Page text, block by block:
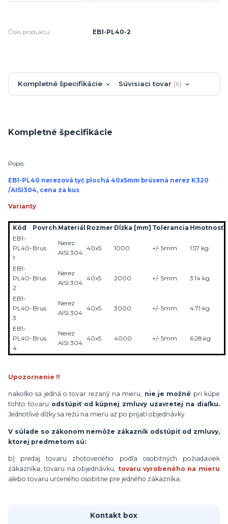
Číslo produktu: EB1-PL40-2
Kompletné špecifikácie Súvisiaci tovar 6
Kompletné špecifikácie
Popis:
EB1-PL40 nerezová tyč plochá 40x5mm brúsená nerez K320
/AISI304, cena za kus
Varianty
Kód Povrch Materiál Rozmer Dĺžka [mm] Tolerancia Hmotnosť
EB1-
PL40-
1
Brus
Nerez
AISI 304
40x5 1000 +/- 5mm 1.57 kg
EB1-
PL40-
2
Brus
Nerez
AISI 304
40x5 2000 +/- 5mm 3.14 kg
EB1-
PL40-
3
Brus
Nerez
AISI 304
40x5 3000 +/- 5mm 4.71 kg
EB1-
PL40-
4
Brus
Nerez
AISI 304
40x5 4000 +/- 5mm 6.28 kg
Upozornenie !!
nakoľko sa jedná o tovar rezaný na mieru, nie je možné pri kúpe
tohto tovaru odstúpiť od kúpnej zmluvy uzavretej na diaľku.
Jednotlivé dĺžky sa režú na mieru až po prijatí objednávky.
V súlade so zákonom nemôže zákazník odstúpiť od zmluvy,
ktorej predmetom sú:
b) predaj tovaru zhotoveného podľa osobitných požiadaviek
zákazníka, tovaru na objednávku, tovaru vyrobeného na mieru
alebo tovaru určeného osobitne pre jedného zákazníka;
Kontakt box